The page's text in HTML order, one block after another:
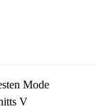
Mode
V